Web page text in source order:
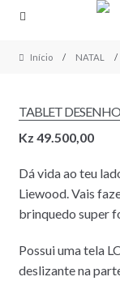
Skip
navigation
Skip
content
Início / NATAL /
TABLET
Kz 49.500,00
Dá vida ao teu
Liewood. Vais
brinquedo super
Possui uma tela
deslizante na